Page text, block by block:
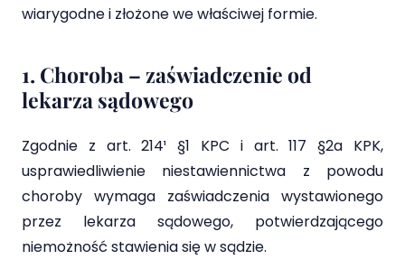
wiarygodne i złożone we właściwej formie.
1. Choroba – zaświadczenie od
lekarza sądowego
Zgodnie z art. 214¹ §1 KPC i art. 117 §2a KPK,
usprawiedliwienie niestawiennictwa z powodu
choroby wymaga zaświadczenia wystawionego
przez lekarza sądowego, potwierdzającego
niemożność stawienia się w sądzie.